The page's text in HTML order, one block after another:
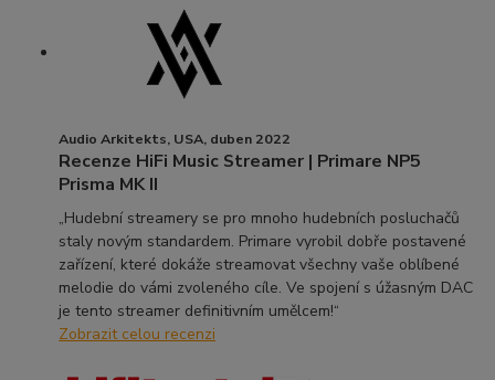
Audio Arkitekts, USA, duben 2022
Recenze HiFi Music Streamer | Primare NP5
Prisma MK II
„Hudební streamery se pro mnoho hudebních posluchačů
staly novým standardem. Primare vyrobil dobře postavené
zařízení, které dokáže streamovat všechny vaše oblíbené
melodie do vámi zvoleného cíle. Ve spojení s úžasným DAC
je tento streamer definitivním umělcem!“
Zobrazit celou recenzi